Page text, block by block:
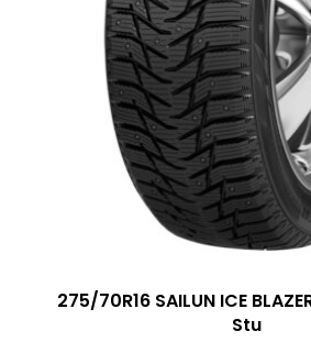
275/70R16 SAILUN ICE
Stu